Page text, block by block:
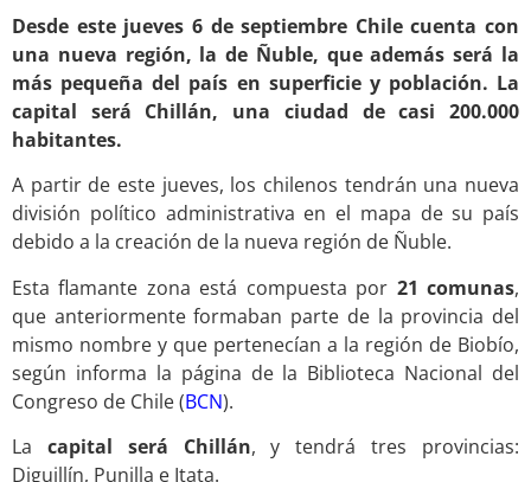
Desde este jueves 6 de septiembre Chile cuenta con
una nueva región, la de Ñuble, que además será la
más pequeña del país en superficie y población. La
capital será Chillán, una ciudad de casi 200.000
habitantes.
A partir de este jueves, los chilenos tendrán una nueva
división político administrativa en el mapa de su país
debido a la creación de la nueva región de Ñuble.
Esta flamante zona está compuesta por 21 comunas,
que anteriormente formaban parte de la provincia del
mismo nombre y que pertenecían a la región de Biobío,
según informa la página de la Biblioteca Nacional del
Congreso de Chile (BCN).
La capital será Chillán, y tendrá tres provincias:
Diguillín, Punilla e Itata.